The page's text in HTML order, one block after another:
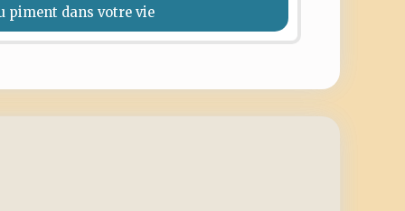
piment dans votre vie